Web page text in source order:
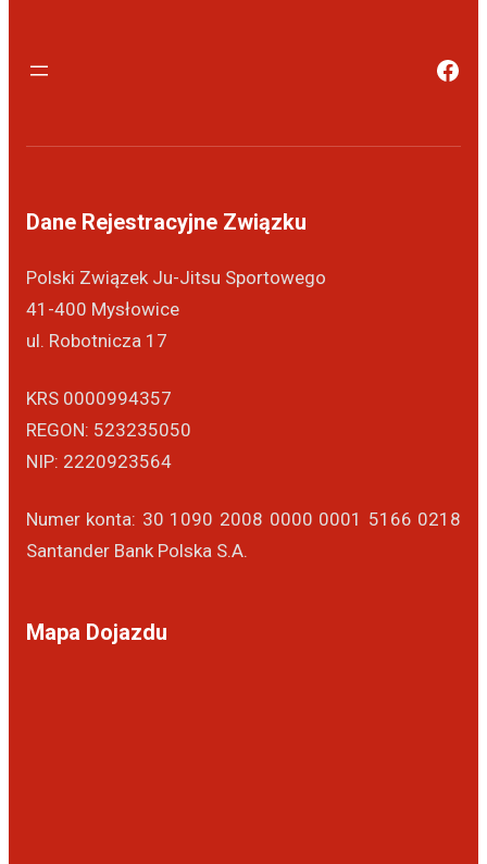
Dane Rejestracyjne Związku
Polski Związek Ju-Jitsu Sportowego
41-400 Mysłowice
ul. Robotnicza 17
KRS 0000994357
REGON: 523235050
NIP: 2220923564
Numer konta: 30 1090 2008 0000 0001 5166 0218
Santander Bank Polska S.A.
Mapa Dojazdu